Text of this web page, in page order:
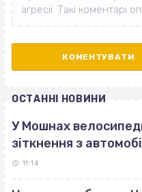
ОСТАННІ НОВИНИ
У Мошнах
зіткнення з
11:14